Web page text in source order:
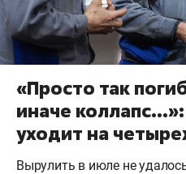
«Просто так
иначе
уходит на
Вырулить в июле не